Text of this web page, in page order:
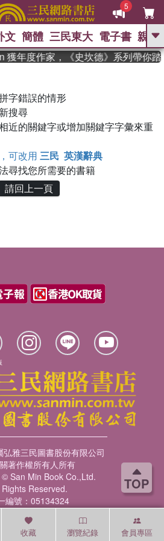
TOP
5
GO
史是一群喵 、
獎 臺灣漫遊錄
登輝時代 、 數學女孩：黎曼猜想 、
文 簡體 三民東大 電子書 親子
年度作家，《史坎德》系列帶你踏
字錯誤的情形
搜尋
近的關鍵字或增加關鍵字字彙來重
可改用 三民 英漢辭典
尋找您所需要的書籍
請回上一頁
收藏 瀏覽紀錄 會員專區
弘雅三民圖書股份有限公司
著作權所有人所有
San Min Book Co.,Ltd.
Reserved.
編號：05134324